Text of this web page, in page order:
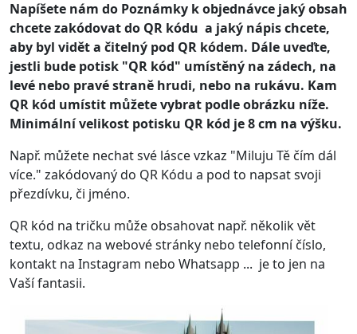
Napíšete nám do Poznámky k objednávce jaký obsah
chcete zakódovat do QR kódu a jaký nápis chcete,
aby byl vidět a čitelný pod QR kódem. Dále uveďte,
jestli bude potisk "QR kód" umístěný na zádech, na
levé nebo pravé straně hrudi, nebo na rukávu. Kam
QR kód umístit můžete vybrat podle obrázku níže.
Minimální velikost potisku QR kód je 8 cm na výšku.
Např. můžete nechat své lásce vzkaz "Miluju Tě čím dál
více." zakódovaný do QR Kódu a pod to napsat svoji
přezdívku, či jméno.
QR kód na tričku může obsahovat např. několik vět
textu, odkaz na webové stránky nebo telefonní číslo,
kontakt na Instagram nebo Whatsapp ... je to jen na
Vaší fantasii.